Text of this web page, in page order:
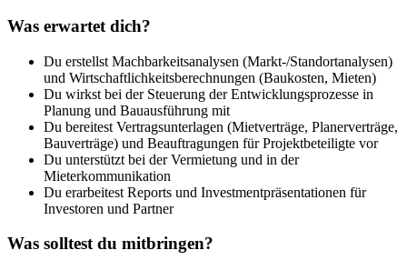
Was erwartet dich?
Du erstellst Machbarkeitsanalysen (Markt-/Standortanalysen)
und Wirtschaftlichkeitsberechnungen (Baukosten, Mieten)
Du wirkst bei der Steuerung der Entwicklungsprozesse in
Planung und Bauausführung mit
Du bereitest Vertragsunterlagen (Mietverträge, Planerverträge,
Bauverträge) und Beauftragungen für Projektbeteiligte vor
Du unterstützt bei der Vermietung und in der
Mieterkommunikation
Du erarbeitest Reports und Investmentpräsentationen für
Investoren und Partner
Was solltest du mitbringen?